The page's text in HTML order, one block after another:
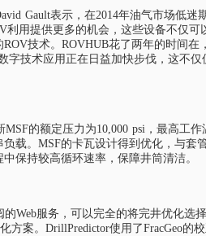
Gault表示，在2014年油气市场低
用提供更多的机会，这些设备不仅
技术。ROVHUB花了两年的时间
技术应用正在日益加快步伐，这不
的额定压力为10,000 psi，最高工
载。MSF的卡瓦设计得到优化，与
保持较高循环速率，保障井筒清洁。
Web服务，可以完全的将完井优化选
案。DrillPredictor使用了FracGeo的